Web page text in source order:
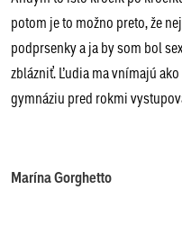
potom je to možno preto, že
podprsenky a ja by som bol
zblázniť. Ľudia ma vnímajú
gymnáziu pred rokmi
Marína Gorghetto